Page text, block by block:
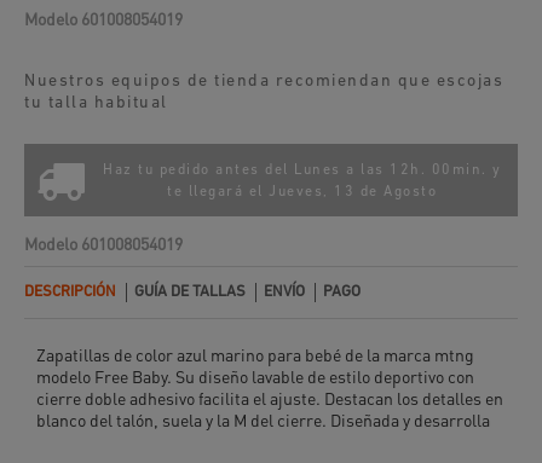
Modelo 601008054019
Nuestros equipos de tienda recomiendan que escojas
tu talla habitual
Haz tu pedido antes del Lunes a las 12h. 00min. y
te llegará el Jueves, 13 de Agosto
Modelo 601008054019
DESCRIPCIÓN GUÍA DE TALLAS ENVÍO PAGO
Zapatillas de color azul marino para bebé de la marca mtng
modelo Free Baby. Su diseño lavable de estilo deportivo con
cierre doble adhesivo facilita el ajuste. Destacan los detalles en
blanco del talón, suela y la M del cierre. Diseñada y desarrolla